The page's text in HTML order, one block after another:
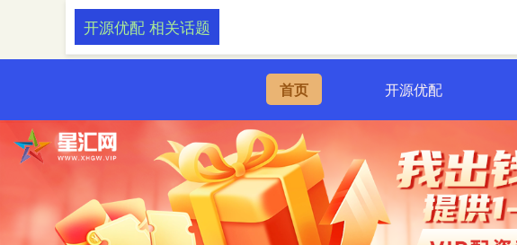
首页 开源优配
开源优配 相关话题